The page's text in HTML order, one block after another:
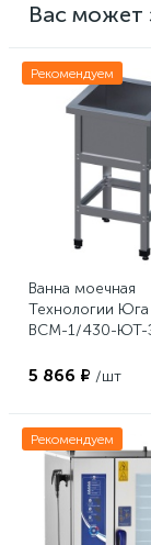
Вас может
Рекомендуем
Ванна моечная
Технологии Юга
ВСМ-1/430-ЮТ-
5 866 ₽ /шт
Рекомендуем